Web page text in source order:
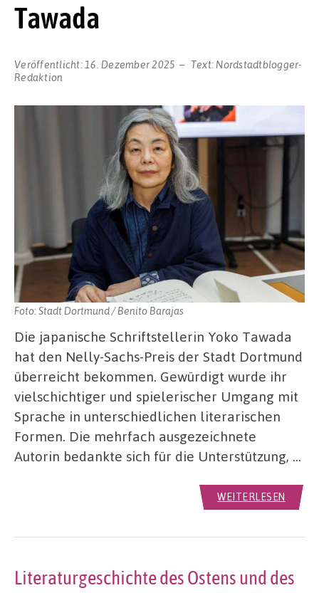
Tawada
Veröffentlicht: 16. Dezember 2025 Text: Nordstadtblogger-
Redaktion
Foto: Stadt Dortmund / Benito Barajas
Die japanische Schriftstellerin Yoko Tawada
hat den Nelly-Sachs-Preis der Stadt Dortmund
überreicht bekommen. Gewürdigt wurde ihr
vielschichtiger und spielerischer Umgang mit
Sprache in unterschiedlichen literarischen
Formen. Die mehrfach ausgezeichnete
Autorin bedankte sich für die Unterstützung, …
WEITERLESEN
Literaturgeschichte des Ostens und des